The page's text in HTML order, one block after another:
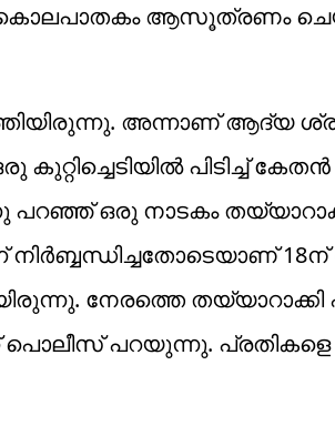
കൊലപാതകം ആസൂത്രണം
അന്നാണ് ആദ്യ
കുറ്റിച്ചെടിയിൽ പിടിച്ച്
പറഞ്ഞ് ഒരു നാടകം
നിർബ്ബന്ധിച്ചതോടെയാണ്
നേരത്തെ തയ്യാറാക്കി
പൊലീസ് പറയുന്നു. പ്രതികളെ